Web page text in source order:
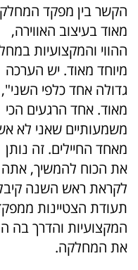
הקשר בין מפקד
מאוד בעיצוב האווירה,
ההווי והמקצועיות
מיוחד מאוד. יש הערכה
גדולה אחד כלפי
מאוד. אחד הרגעים הכי
משמעותיים שאני לא
מאחד החיילים. זה נותן
את הכוח להמשיך,
לקראת ראש השנה
המקצועיות והדרך בה
את המחלקה.